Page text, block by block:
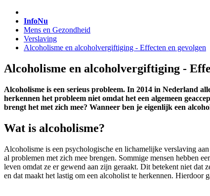
InfoNu
Mens en Gezondheid
Verslaving
Alcoholisme en alcoholvergiftiging - Effecten en gevolgen
Alcoholisme en alcoholvergiftiging -
Alcoholisme is een serieus probleem. In 2014 in Nederland
herkennen het probleem niet omdat het een algemeen
brengt het met zich mee? Wanneer ben je eigenlijk een
Wat is alcoholisme?
Alcoholisme is een psychologische en lichamelijke verslaving
al problemen met zich mee brengen. Sommige mensen hebben
leven omdat ze er gewend aan zijn geraakt. Dit betekent niet dat
en dat maakt het lastig om een alcoholist te herkennen. Hierdoor